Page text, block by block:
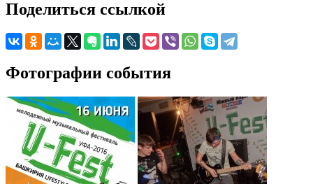
Поделиться ссылкой
Фотографии события